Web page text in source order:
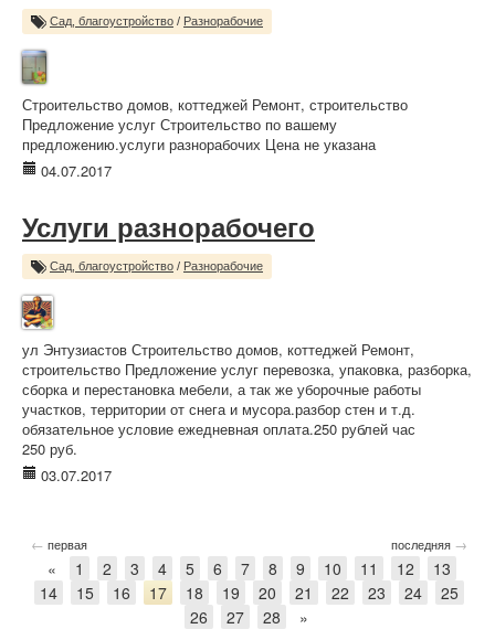
Сад, благоустройство / Разнорабочие
Строительство домов, коттеджей Ремонт, строительство
Предложение услуг Строительство по вашему
предложению.услуги разнорабочих Цена не указана
04.07.2017
Услуги разнорабочего
Сад, благоустройство / Разнорабочие
ул Энтузиастов Строительство домов, коттеджей Ремонт,
строительство Предложение услуг перевозка, упаковка, разборка,
сборка и перестановка мебели, а так же уборочные работы
участков, территории от снега и мусора.разбор стен и т.д.
обязательное условие ежедневная оплата.250 рублей час
250 руб.
03.07.2017
← первая последняя →
« 1 2 3 4 5 6 7 8 9 10 11 12
13
14
15 16 17 18 19 20 21 22 23 24
25
26
27 28 »